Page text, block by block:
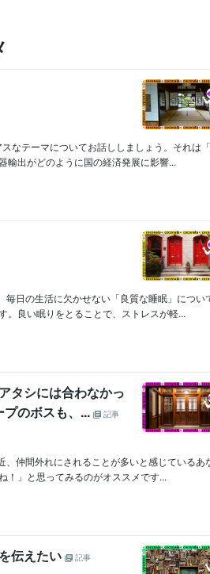
なテーマについてお話ししましょう。それは
輸出がどのように国の経済発展に影響...
日の生活に欠かせない「良質な睡眠」につい
。良い眠りをとることで、ストレスが軽...
タシには合わなかっ
のボスも、...
記事
仲間外れにされることが多いと感じているあ
！」と思ってみるのがオススメです...
伝えたい
記事